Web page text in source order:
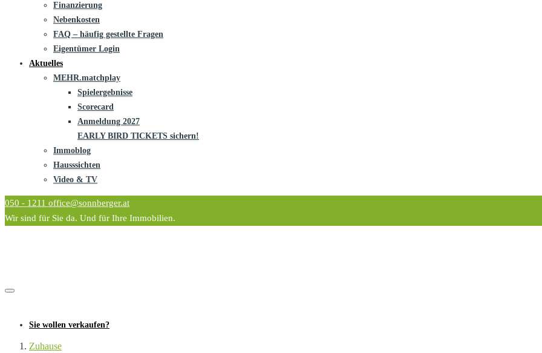
Finanzierung
Nebenkosten
FAQ – häufig gestellte Fragen
Eigentümer Login
Aktuelles
MEHR.matchplay
Spielergebnisse
Scorecard
Anmeldung 2027
EARLY BIRD TICKETS sichern!
Immoblog
Hausssichten
Video & TV
050 - 1211 office@sonnberger.at
Wir sind für Sie da. Und für Ihre Immobilien.
Sie wollen verkaufen?
Zuhause